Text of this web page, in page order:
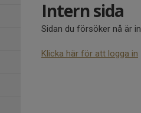
Intern sida
Sidan du försöker nå är
Klicka här för att logga in